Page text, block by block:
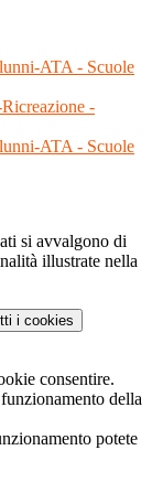
ATA - Scuole
-
ATA - Scuole
si avvalgono di
illustrate nella
i cookies
consentire.
della
potete